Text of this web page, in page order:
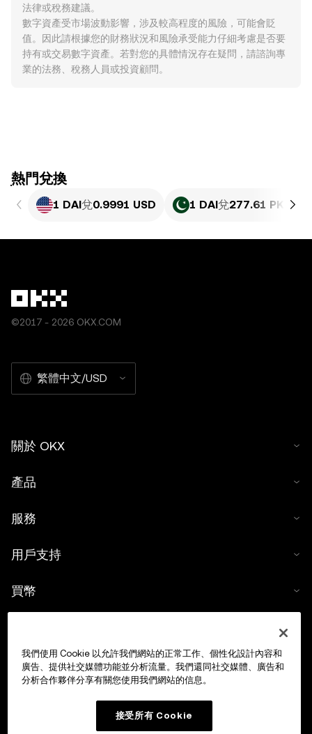
法律或稅務建議。
數字資產受市場波動影響，涉及較高程度的風險，可能會貶
值。因此請根據您的財務狀況和風險承受能力仔細考慮是否要
持有或交易數字資產。若對您的具體情況存在疑問，請諮詢專
業的法務、稅務人員或投資顧問。
ִִִִִִִִִִִִִִִִִִִִִִִִִִִִִִִִִִִִִִִִִִִִִִִִ熱門兌換
1 DAI兌0.9991 USD 1 DAI兌277.61 PKR
©2017 - 2026 OKX.COM
繁體中文/USD
關於 OKX
產品
服務
用戶支持
買幣
交易
我們使用 Cookie 以允許我們網站的正常工作、個性化設計內容和
廣告、提供社交媒體功能並分析流量。我們還同社交媒體、廣告和
分析合作夥伴分享有關您使用我們網站的信息。
接受所有 Cookie